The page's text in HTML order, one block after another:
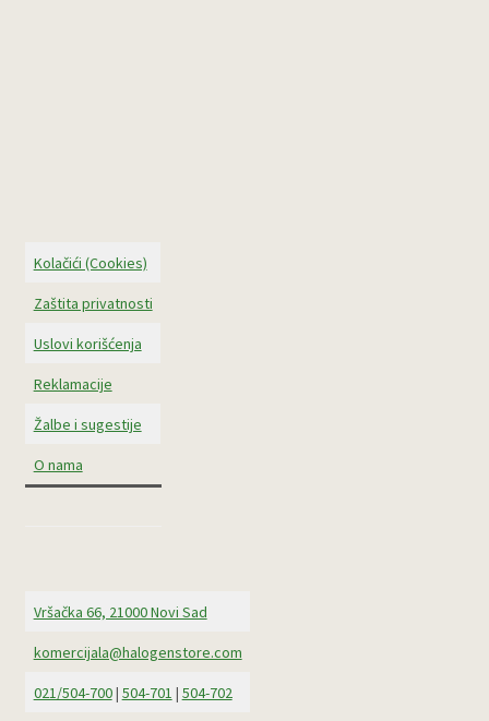
Kolačići (Cookies)
Zaštita privatnosti
Uslovi korišćenja
Reklamacije
Žalbe i sugestije
O nama
Vršačka 66, 21000 Novi Sad
komercijala@halogenstore.com
021/504-700| 504-701 | 504-702